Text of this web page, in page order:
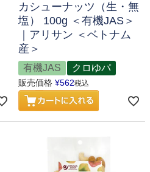
カシューナッツ（生・無
塩） 100g ＜有機JAS＞
｜アリサン ＜ベトナム
産＞
有機JAS クロゆパ
販売価格 ¥562税込